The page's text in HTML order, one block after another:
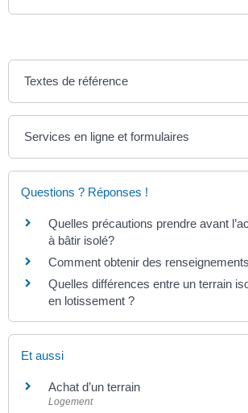
Textes de référence
Services en ligne et formulaires
Questions ? Réponses !
Quelles précautions prendre avant
à bâtir isolé?
Comment obtenir des
Quelles différences entre un terrain
en lotissement ?
Et aussi
Achat d’un terrain
Logement